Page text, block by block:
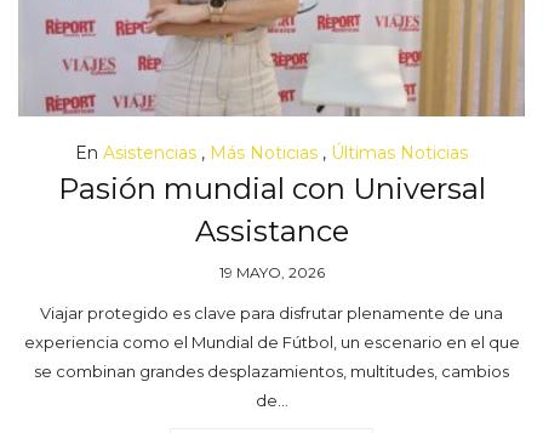
En Asistencias , Más Noticias , Últimas Noticias
Pasión mundial con Universal
Assistance
19 MAYO, 2026
Viajar protegido es clave para disfrutar plenamente de una
experiencia como el Mundial de Fútbol, un escenario en el que
se combinan grandes desplazamientos, multitudes, cambios
de…